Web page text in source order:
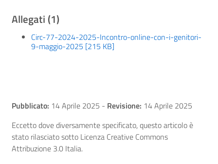
Allegati (1)
Circ-77-2024-2025-Incontro-online-con-i-genitori-
9-maggio-2025 [215 KB]
Pubblicato: 14 Aprile 2025 - Revisione: 14 Aprile 2025
Eccetto dove diversamente specificato, questo articolo è
stato rilasciato sotto Licenza Creative Commons
Attribuzione 3.0 Italia.